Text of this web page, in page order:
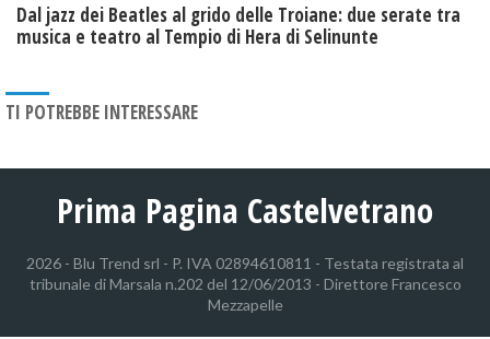
Dal jazz dei Beatles al grido delle Troiane: due serate tra
musica e teatro al Tempio di Hera di Selinunte
TI POTREBBE INTERESSARE
Prima Pagina Castelvetrano
2026 - Blu Trend srl - P. IVA 02894610811 - Testata registrata al
tribunale di Marsala n.202 del 12/06/2013 - Direttore Francesco
Mezzapelle